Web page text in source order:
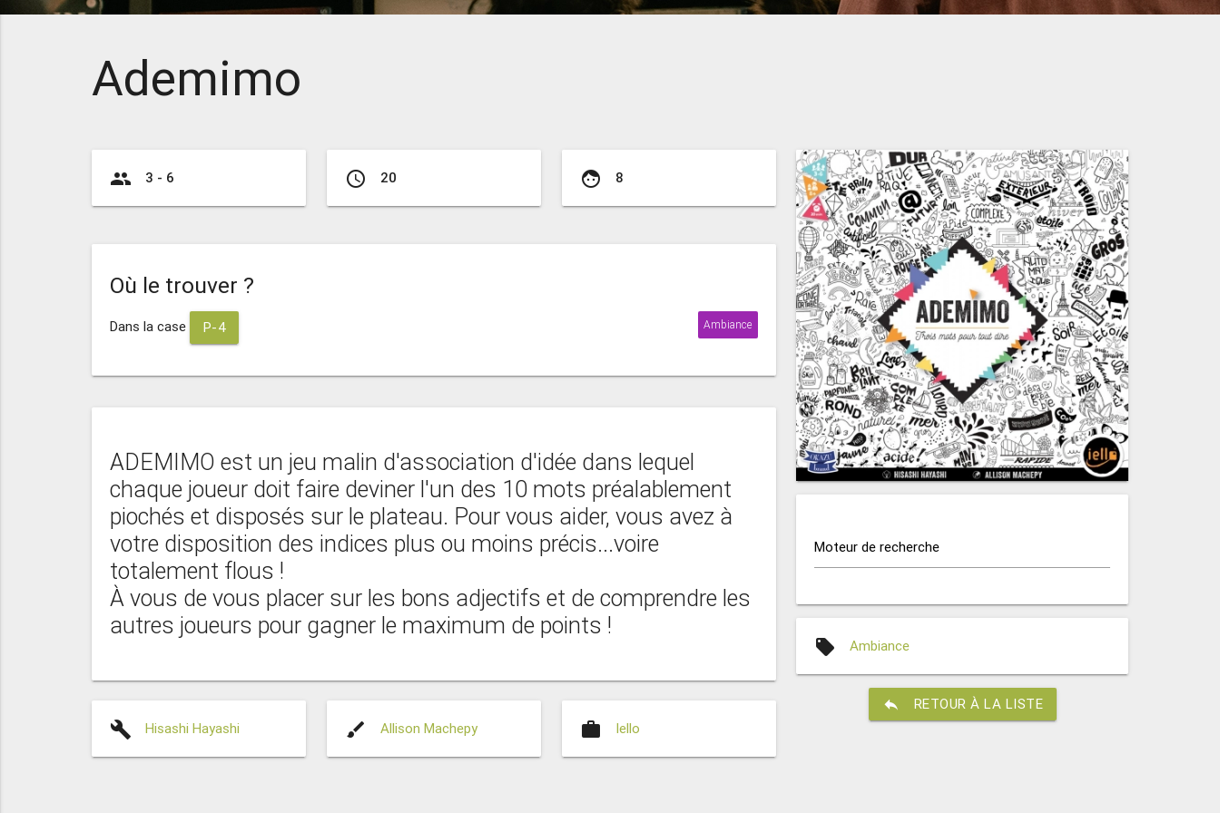
Ademimo
group 3 - 6 access_time 20 face 8
Où le trouver ?
Dans la case P-4 Ambiance
ADEMIMO est un jeu malin d'association d'idée dans lequel
chaque joueur doit faire deviner l'un des 10 mots préalablement
piochés et disposés sur le plateau. Pour vous aider, vous avez à
votre disposition des indices plus ou moins précis...voire
totalement flous !
À vous de vous placer sur les bons adjectifs et de comprendre les
autres joueurs pour gagner le maximum de points !
build Hisashi Hayashi brush Allison Machepy work Iello
Moteur de recherche
local_offer Ambiance
reply RETOUR À LA LISTE